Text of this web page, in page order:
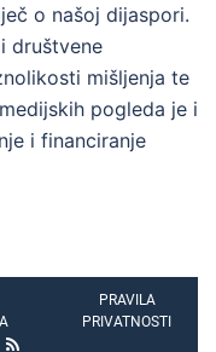
o našoj dijaspori.
društvene
mišljenja te
pogleda je i
i financiranje